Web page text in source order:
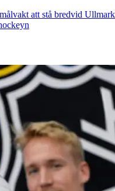
att stå bredvid Ullmark